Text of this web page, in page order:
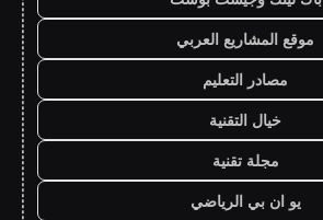
موقع المشاريع العربي
مصادر التعليم
خيال التقنية
مجلة تقنية
يو ان بي الرياضي